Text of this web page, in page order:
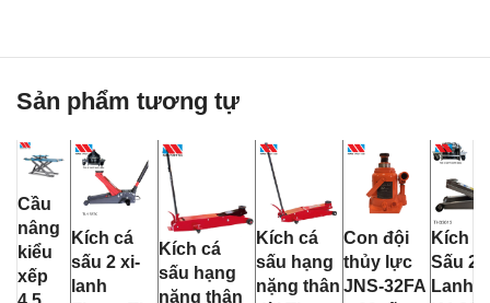
Sản phẩm tương tự
Cầu
nâng
kiểu
xếp
Kích cá
sấu 2 xi-
lanh
Kích cá
sấu hạng
nặng thân
Kích cá
sấu hạng
nặng thân
Con đội
thủy lực
JNS-32FA
Kích
Sấu 2
Lanh